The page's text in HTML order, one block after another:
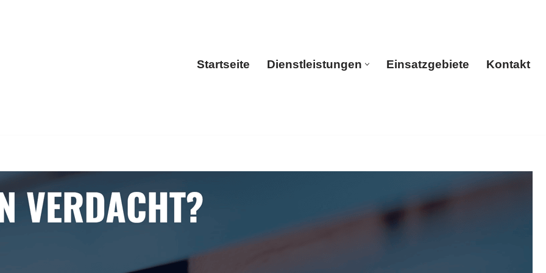
Startseite Dienstleistungen Einsatzgebiete Kontakt